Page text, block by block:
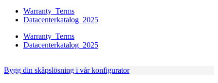
Warranty_Terms
Datacenterkatalog_2025
Warranty_Terms
Datacenterkatalog_2025
Bygg din skåpslösning i vår konfigurator